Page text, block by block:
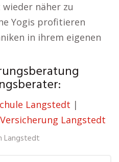
näher zu
Yogis profitieren
in ihrem eigenen
Langstedt |
Versicherung Langstedt
Langstedt